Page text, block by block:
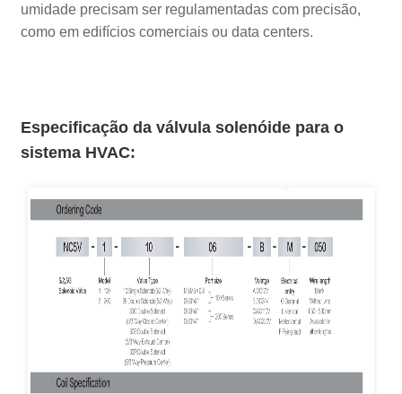
umidade precisam ser regulamentadas com precisão,
como em edifícios comerciais ou data centers.
Especificação da válvula solenóide para o
sistema HVAC: